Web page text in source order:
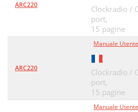
ARC220
Clockradio /
port,
15 pagine
ARC220
Manuale Utente
Clockradio /
port,
15 pagine
Manuale Utente